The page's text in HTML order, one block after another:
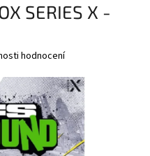
SERIES X -
hodnocení